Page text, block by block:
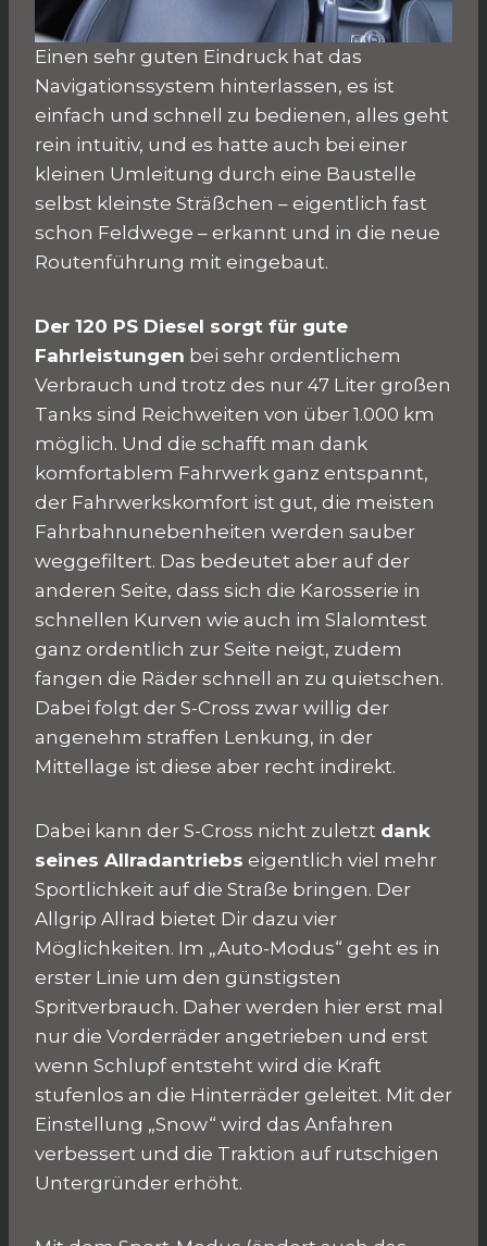
Einen sehr guten Eindruck hat das
Navigationssystem hinterlassen, es ist
einfach und schnell zu bedienen, alles geht
rein intuitiv, und es hatte auch bei einer
kleinen Umleitung durch eine Baustelle
selbst kleinste Sträßchen – eigentlich fast
schon Feldwege – erkannt und in die neue
Routenführung mit eingebaut.
Der 120 PS Diesel sorgt für gute
Fahrleistungen bei sehr ordentlichem
Verbrauch und trotz des nur 47 Liter großen
Tanks sind Reichweiten von über 1.000 km
möglich. Und die schafft man dank
komfortablem Fahrwerk ganz entspannt,
der Fahrwerkskomfort ist gut, die meisten
Fahrbahnunebenheiten werden sauber
weggefiltert. Das bedeutet aber auf der
anderen Seite, dass sich die Karosserie in
schnellen Kurven wie auch im Slalomtest
ganz ordentlich zur Seite neigt, zudem
fangen die Räder schnell an zu quietschen.
Dabei folgt der S-Cross zwar willig der
angenehm straffen Lenkung, in der
Mittellage ist diese aber recht indirekt.
Dabei kann der S-Cross nicht zuletzt dank
seines Allradantriebs eigentlich viel mehr
Sportlichkeit auf die Straße bringen. Der
Allgrip Allrad bietet Dir dazu vier
Möglichkeiten. Im „Auto-Modus“ geht es in
erster Linie um den günstigsten
Spritverbrauch. Daher werden hier erst mal
nur die Vorderräder angetrieben und erst
wenn Schlupf entsteht wird die Kraft
stufenlos an die Hinterräder geleitet. Mit der
Einstellung „Snow“ wird das Anfahren
verbessert und die Traktion auf rutschigen
Untergründer erhöht.